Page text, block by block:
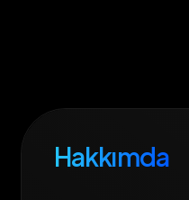
Hakkımda